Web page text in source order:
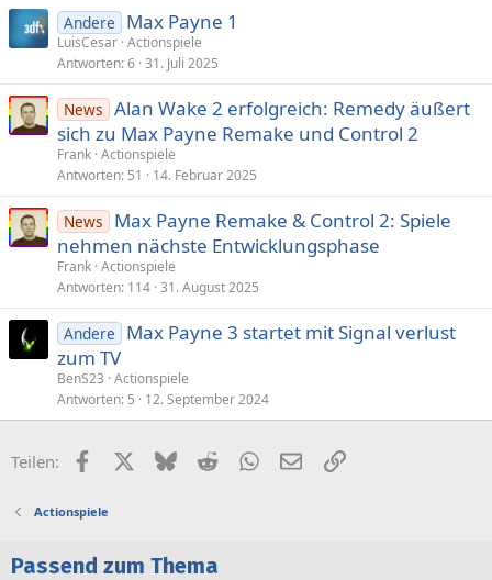
Andere Max Payne 1
LuisCesar Actionspiele
Antworten 6 31. Juli 2025
News Alan Wake 2 erfolgreich: Remedy äußert
sich zu Max Payne Remake und Control 2
Frank Actionspiele
Antworten 51 14. Februar 2025
News
Max Payne Remake & Control 2: Spiele
nehmen nächste Entwicklungsphase
Frank Actionspiele
Antworten 114 31. August 2025
Andere
Max Payne 3 startet mit Signal verlust
zum TV
BenS23 Actionspiele
Antworten 5 12. September 2024
Teilen: FacebookX (Twitter)
BlueskyRedditWhatsApp
E-MailLink
Actionspiele
Passend zum Thema